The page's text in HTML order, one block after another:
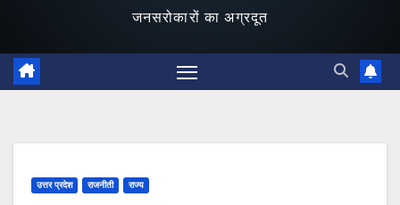
जनसरोकारों का अग्रदूत
उत्तर प्रदेश राजनीती राज्य